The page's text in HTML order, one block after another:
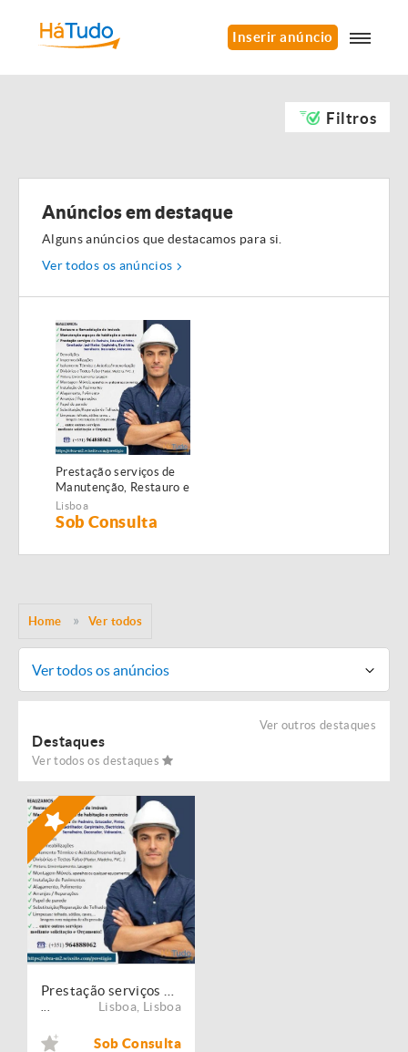
Inserir anúncio
Filtros
Anúncios em destaque
Alguns anúncios que destacamos para si.
Ver todos os anúncios
Prestação serviços de
Manutenção, Restauro e
Remodelação de
imóveis!
Lisboa
Sob Consulta
Home Ver todos
Ver todos os anúncios
Ver outros destaques
Destaques
Ver todos os destaques
Lisboa Lisboa
Sob Consulta